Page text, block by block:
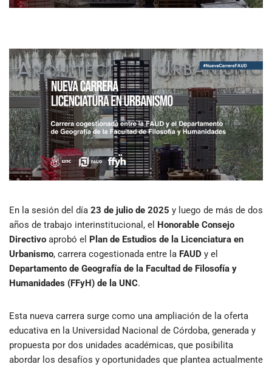
En la sesión del día 23 de julio de 2025 y luego de más de dos
años de trabajo interinstitucional, el
Honorable Consejo
Directivo aprobó el
Plan de Estudios de la Licenciatura en
Urbanismo, carrera cogestionada entre la FAUD y el
Departamento de Geografía de la Facultad de Filosofía y
Humanidades (FFyH) de la UNC.
Esta nueva carrera surge como una ampliación de la oferta
educativa en la Universidad Nacional de Córdoba, generada y
propuesta por dos unidades académicas, que posibilita
abordar los desafíos y oportunidades que plantea actualmente